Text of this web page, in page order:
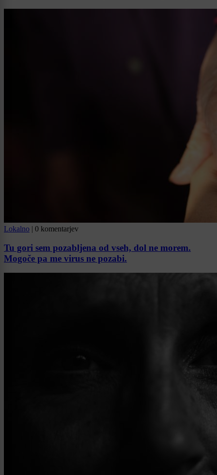
Lokalno | 0 komentarjev
Tu gori sem pozabljena od vseh, dol ne morem.
Mogoče pa me virus ne pozabi.